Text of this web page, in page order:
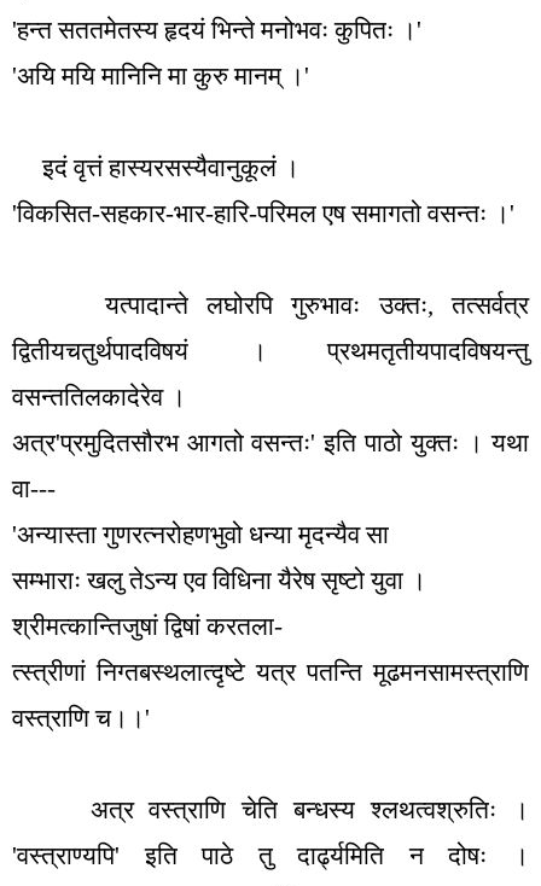
'हन्त सततमेतस्य हृदयं भिन्ते मनोभवः कुपितः । '
'अयि मयि मानिनि मा कुरु मानम् । '
इदं वृत्तं हास्यरसस्यैवानुकूलं ।
'विकसित-सहकार-भार-हारि-परिमल एष समागतो वसन्तः । '
यत्पादान्ते लघोरपि गुरुभावः उक्तः,तत्सर्वत्र
द्वितीयचतुर्थपादविषयं । प्रथमतृतीयपादविषयन्तु
वसन्ततिलकादेरेव ।
अत्र'प्रमुदितसौरभ आगतो वसन्तः'इति पाठो युक्तः । यथा
वा---
'अन्यास्ता गुणरत्नरोहणभुवो धन्या मृदन्यैव सा
सम्भाराः खलु तेऽन्य एव विधिना यैरेष सृष्टो युवा ।
श्रीमत्कान्तिजुषां द्विषां करतला-
त्स्त्रीणां निग्तबस्थलात्दृष्टे यत्र पतन्ति मूढमनसामस्त्राणि
वस्त्राणि च।। '
अत्र वस्त्राणि चेति बन्धस्य श्लथत्वश्रुतिः ।
'वस्त्राण्यपि'इति पाठे तु दार्ढ्यमिति न दोषः ।